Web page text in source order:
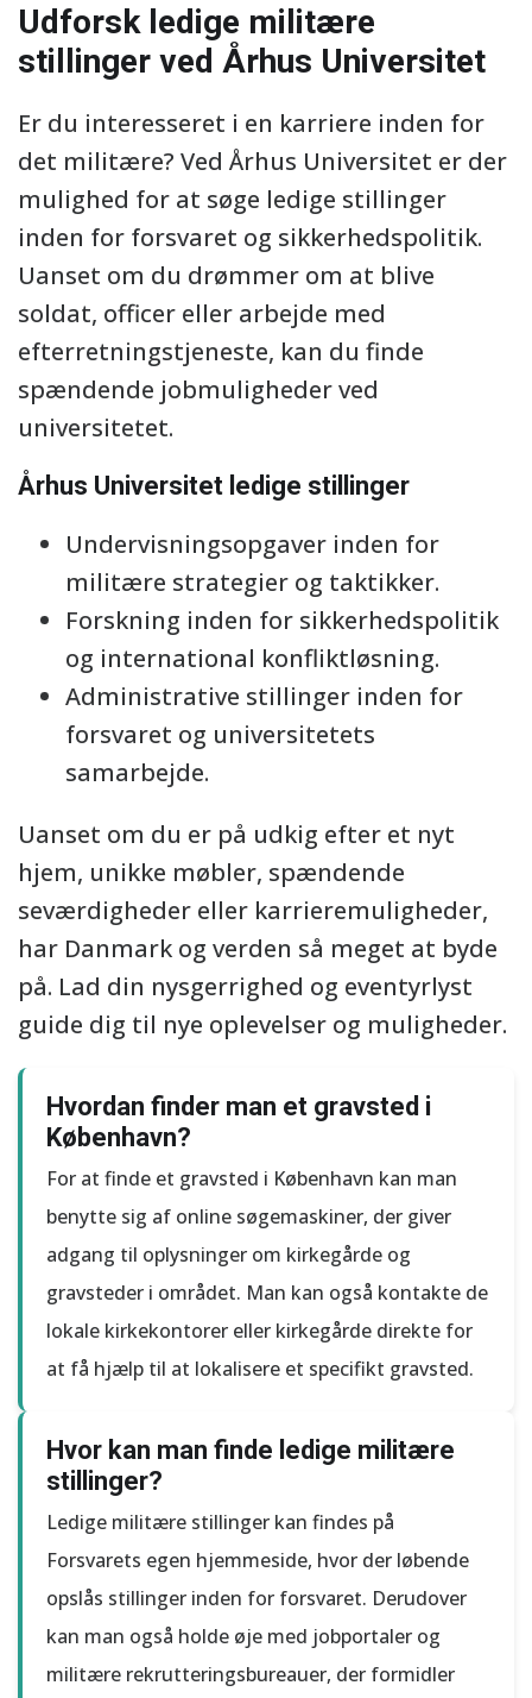
Udforsk ledige militære
stillinger ved Århus Universitet
Er du interesseret i en karriere inden for
det militære? Ved Århus Universitet er der
mulighed for at søge ledige stillinger
inden for forsvaret og sikkerhedspolitik.
Uanset om du drømmer om at blive
soldat, officer eller arbejde med
efterretningstjeneste, kan du finde
spændende jobmuligheder ved
universitetet.
Århus Universitet ledige stillinger
Undervisningsopgaver inden for
militære strategier og taktikker.
Forskning inden for sikkerhedspolitik
og international konfliktløsning.
Administrative stillinger inden for
forsvaret og universitetets
samarbejde.
Uanset om du er på udkig efter et nyt
hjem, unikke møbler, spændende
seværdigheder eller karrieremuligheder,
har Danmark og verden så meget at byde
på. Lad din nysgerrighed og eventyrlyst
guide dig til nye oplevelser og muligheder.
Hvordan finder man et gravsted i
København?
For at finde et gravsted i København kan man
benytte sig af online søgemaskiner, der giver
adgang til oplysninger om kirkegårde og
gravsteder i området. Man kan også kontakte de
lokale kirkekontorer eller kirkegårde direkte for
at få hjælp til at lokalisere et specifikt gravsted.
Hvor kan man finde ledige militære
stillinger?
Ledige militære stillinger kan findes på
Forsvarets egen hjemmeside, hvor der løbende
opslås stillinger inden for forsvaret. Derudover
kan man også holde øje med jobportaler og
militære rekrutteringsbureauer, der formidler